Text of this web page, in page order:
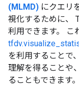
(MLMD) にクエリ
視化するために、
利用できます。 こ
を利用することで
理解を得ることや
ることもできます。